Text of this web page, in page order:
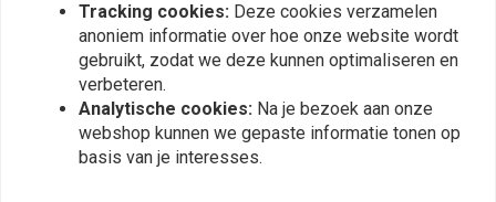
Zit in de taille voor een comfortabele pasvorm
Twee schuine voorzakken met verborgen muntzakje rechtsvoor
Twee paspelzakken achter met kleppen en klittenbandsluiting
Rechterbeenzak met meerdere zakken, klep en
drukknoopsluiting
Nutszak op het linkerbeen met extra beveiligd mediavak
Plaats ook een review
Tracking cookies: Deze cookies verzamelen
anoniem informatie over hoe onze website wordt
gebruikt, zodat we deze kunnen optimaliseren en
verbeteren.
Analytische cookies: Na je bezoek aan onze
webshop kunnen we gepaste informatie tonen op
basis van je interesses.